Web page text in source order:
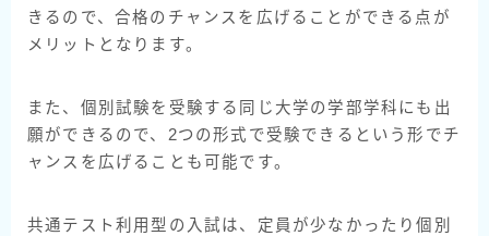
きるので、合格のチャンスを広げることができる点が
メリットとなります。
また、個別試験を受験する同じ大学の学部学科にも出
願ができるので、2つの形式で受験できるという形でチ
ャンスを広げることも可能です。
共通テスト利用型の入試は、定員が少なかったり個別